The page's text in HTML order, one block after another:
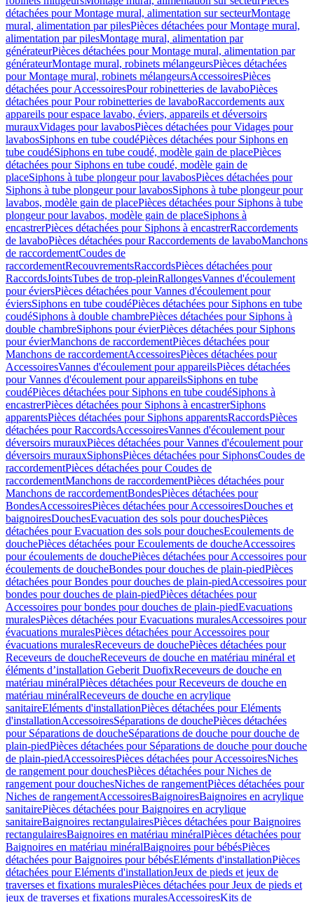
détachées pour Montage mural, alimentation sur secteurMontage
mural, alimentation par pilesPièces détachées pour Montage mural,
alimentation par pilesMontage mural, alimentation par
générateurPièces détachées pour Montage mural, alimentation par
générateurMontage mural, robinets mélangeursPièces détachées
pour Montage mural, robinets mélangeursAccessoiresPièces
détachées pour AccessoiresPour robinetteries de lavaboPièces
détachées pour Pour robinetteries de lavaboRaccordements aux
appareils pour espace lavabo, éviers, appareils et déversoirs
murauxVidages pour lavabosPièces détachées pour Vidages pour
lavabosSiphons en tube coudéPièces détachées pour Siphons en
tube coudéSiphons en tube coudé, modèle gain de placePièces
détachées pour Siphons en tube coudé, modèle gain de
placeSiphons à tube plongeur pour lavabosPièces détachées pour
Siphons à tube plongeur pour lavabosSiphons à tube plongeur pour
lavabos, modèle gain de placePièces détachées pour Siphons à tube
plongeur pour lavabos, modèle gain de placeSiphons à
encastrerPièces détachées pour Siphons à encastrerRaccordements
de lavaboPièces détachées pour Raccordements de lavaboManchons
de raccordementCoudes de
raccordementRecouvrementsRaccordsPièces détachées pour
RaccordsJointsTubes de trop-pleinRallongesVannes d'écoulement
pour éviersPièces détachées pour Vannes d'écoulement pour
éviersSiphons en tube coudéPièces détachées pour Siphons en tube
coudéSiphons à double chambrePièces détachées pour Siphons à
double chambreSiphons pour évierPièces détachées pour Siphons
pour évierManchons de raccordementPièces détachées pour
Manchons de raccordementAccessoiresPièces détachées pour
AccessoiresVannes d'écoulement pour appareilsPièces détachées
pour Vannes d'écoulement pour appareilsSiphons en tube
coudéPièces détachées pour Siphons en tube coudéSiphons à
encastrerPièces détachées pour Siphons à encastrerSiphons
apparentsPièces détachées pour Siphons apparentsRaccordsPièces
détachées pour RaccordsAccessoiresVannes d'écoulement pour
déversoirs murauxPièces détachées pour Vannes d'écoulement pour
déversoirs murauxSiphonsPièces détachées pour SiphonsCoudes de
raccordementPièces détachées pour Coudes de
raccordementManchons de raccordementPièces détachées pour
Manchons de raccordementBondesPièces détachées pour
BondesAccessoiresPièces détachées pour AccessoiresDouches et
baignoiresDouchesEvacuation des sols pour douchesPièces
détachées pour Evacuation des sols pour douchesEcoulements de
douchePièces détachées pour Ecoulements de doucheAccessoires
pour écoulements de douchePièces détachées pour Accessoires pour
écoulements de doucheBondes pour douches de plain-piedPièces
détachées pour Bondes pour douches de plain-piedAccessoires pour
bondes pour douches de plain-piedPièces détachées pour
Accessoires pour bondes pour douches de plain-piedEvacuations
muralesPièces détachées pour Evacuations muralesAccessoires pour
évacuations muralesPièces détachées pour Accessoires pour
évacuations muralesReceveurs de douchePièces détachées pour
Receveurs de doucheReceveurs de douche en matériau minéral et
éléments d’installation Geberit DuofixReceveurs de douche en
matériau minéralPièces détachées pour Receveurs de douche en
matériau minéralReceveurs de douche en acrylique
sanitaireEléments d'installationPièces détachées pour Eléments
d'installationAccessoiresSéparations de douchePièces détachées
pour Séparations de doucheSéparations de douche pour douche de
plain-piedPièces détachées pour Séparations de douche pour douche
de plain-piedAccessoiresPièces détachées pour AccessoiresNiches
de rangement pour douchesPièces détachées pour Niches de
rangement pour douchesNiches de rangementPièces détachées pour
Niches de rangementAccessoiresBaignoiresBaignoires en acrylique
sanitairePièces détachées pour Baignoires en acrylique
sanitaireBaignoires rectangulairesPièces détachées pour Baignoires
rectangulairesBaignoires en matériau minéralPièces détachées pour
Baignoires en matériau minéralBaignoires pour bébésPièces
détachées pour Baignoires pour bébésEléments d'installationPièces
détachées pour Eléments d'installationJeux de pieds et jeux de
traverses et fixations muralesPièces détachées pour Jeux de pieds et
jeux de traverses et fixations muralesAccessoiresKits de